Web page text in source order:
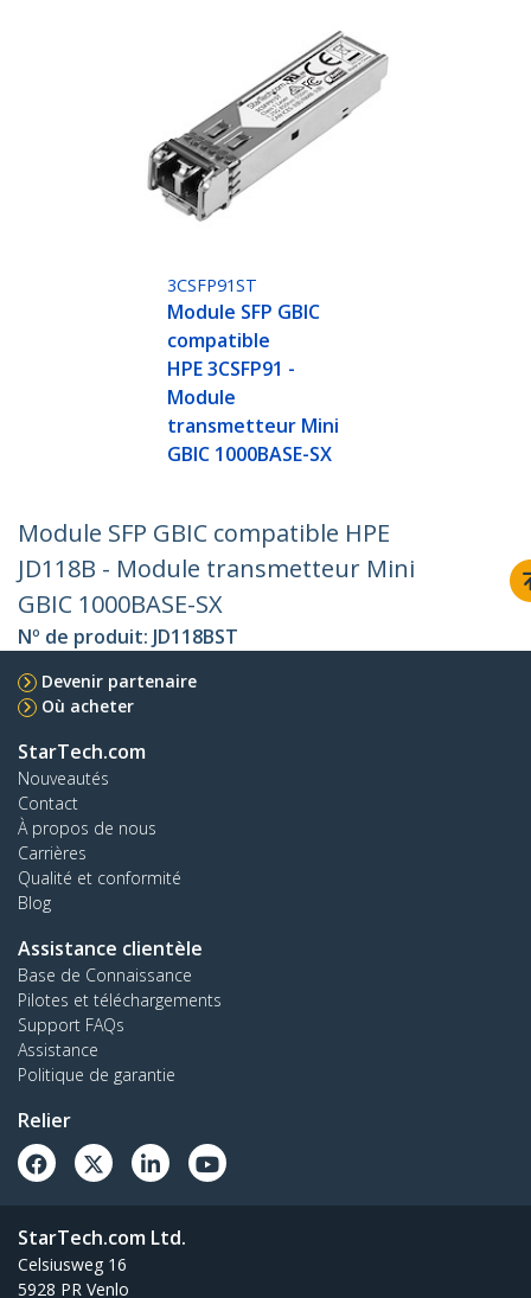
3CSFP91ST
Module SFP GBIC
compatible
HPE 3CSFP91 -
Module
transmetteur Mini
GBIC 1000BASE-SX
Module SFP GBIC compatible HPE
JD118B - Module transmetteur Mini
GBIC 1000BASE-SX
Nº de produit: JD118BST
Devenir partenaire
Où acheter
StarTech.com
Nouveautés
Contact
À propos de nous
Carrières
Qualité et conformité
Blog
Assistance clientèle
Base de Connaissance
Pilotes et téléchargements
Support FAQs
Assistance
Politique de garantie
Relier
StarTech.com Ltd.
Celsiusweg 16
5928 PR Venlo